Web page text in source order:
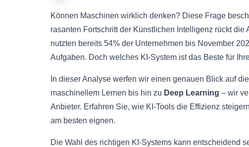
Können Maschinen wirklich denken? Diese Frage
rasanten Fortschritt der Künstlichen Intelligenz rückt die
nutzten bereits 54% der Unternehmen bis November
Aufgaben. Doch welches KI-System ist das Beste für
In dieser Analyse werfen wir einen genauen Blick auf
maschinellem Lernen bis hin zu Deep Learning – wir
Anbieter. Erfahren Sie, wie KI-Tools die Effizienz
am besten eignen.
Die Wahl des richtigen KI-Systems kann entscheidend